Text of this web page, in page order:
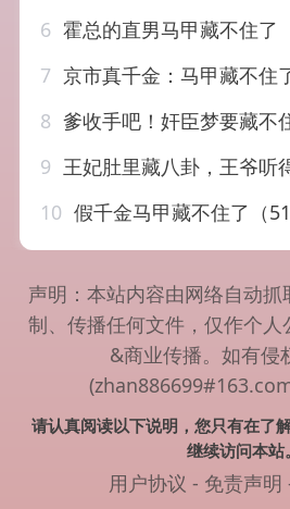
6 霍总的直男马甲藏不住了
7 京市真千金：马甲藏不住了&京市真千金
8 爹收手吧！奸臣梦要藏不住了！&爹收手吧奸
9 王妃肚里藏八卦，王爷听得入迷&王妃肚里藏八
10 假千金马甲藏不住了（
声明：本站内容由网络自动
制、传播任何文件，仅作个
&商业传播。如有侵
请认真阅读以下说明，您只有在了
继续访问本站。
用户协议 - 免责声明